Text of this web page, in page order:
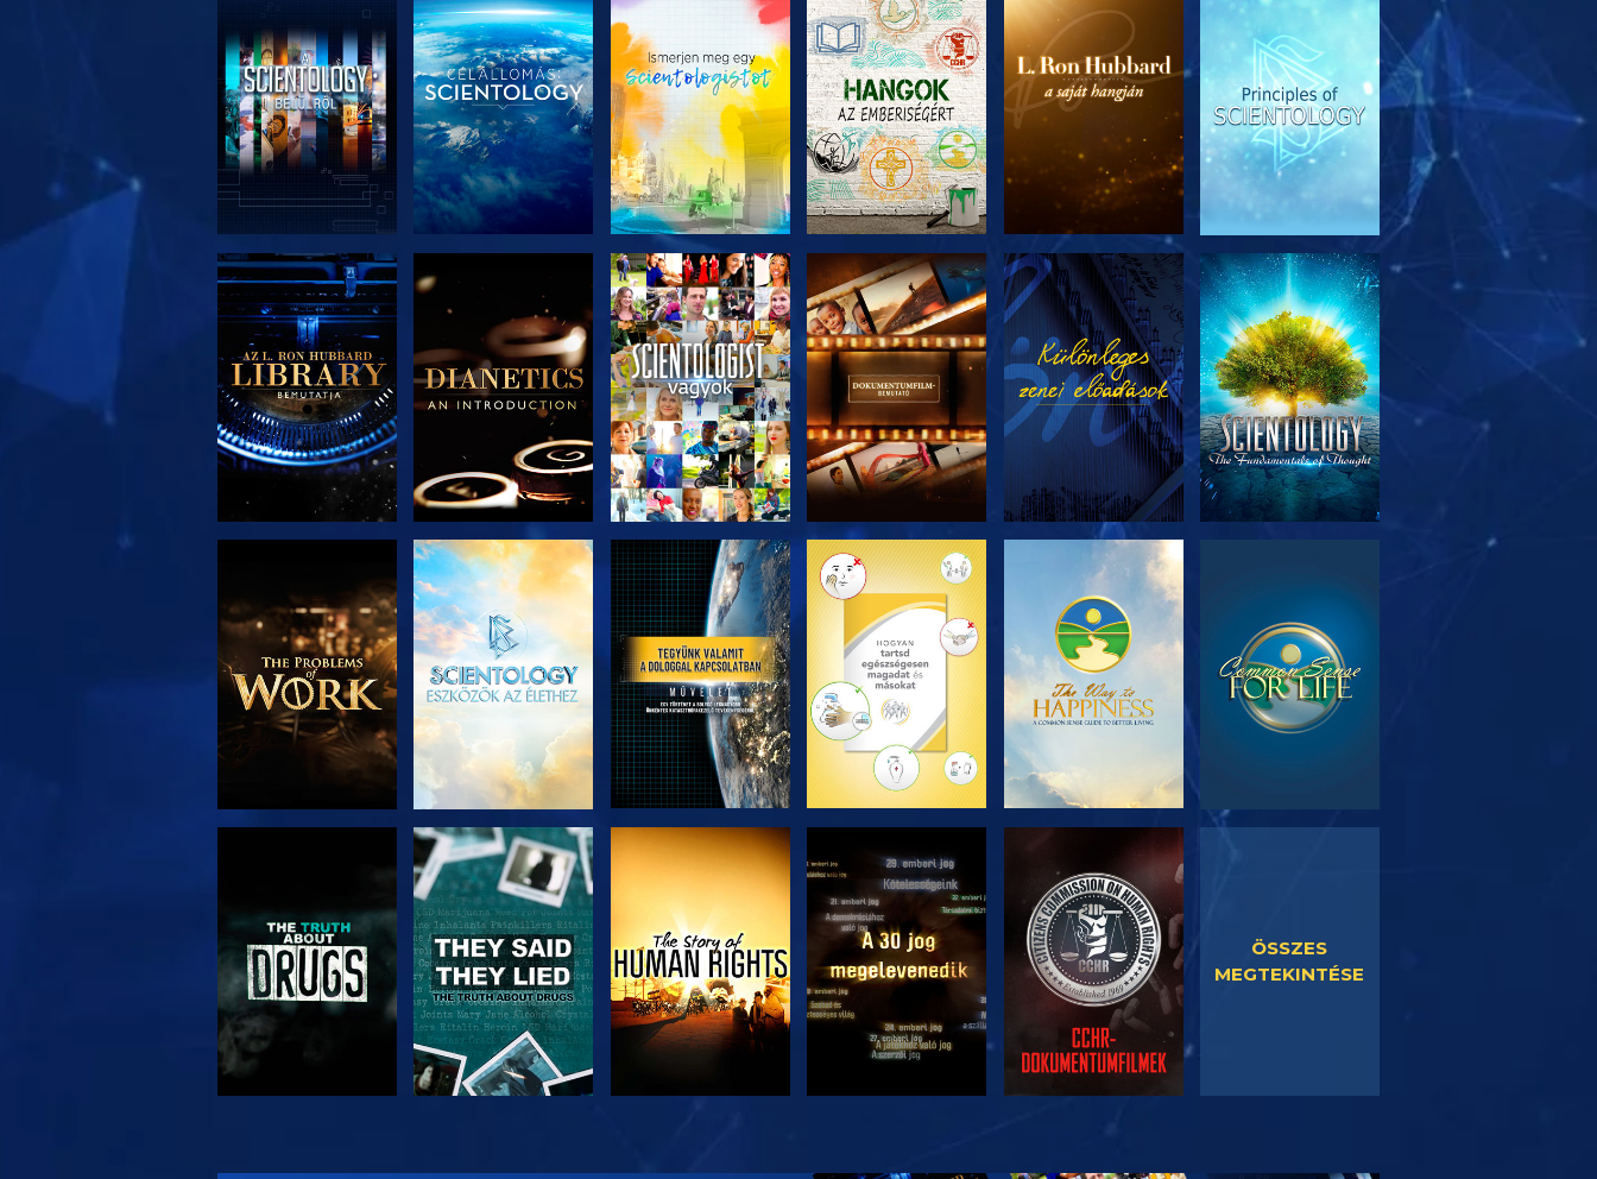
A SOROZAT
RÉSZEI
A SOROZAT
RÉSZEI
A SOROZAT
RÉSZEI
A SOROZAT
RÉSZEI
A SOROZAT
RÉSZEI
MŰSORNÉZÉS
A SOROZAT
RÉSZEI
MŰSORNÉZÉS
A SOROZAT
RÉSZEI
A SOROZAT
RÉSZEI
A SOROZAT
RÉSZEI
MŰSORNÉZÉS MŰSORNÉZÉS MŰSORNÉZÉS MŰSORNÉZÉS
ÖSSZES
MEGTEKINTÉSE